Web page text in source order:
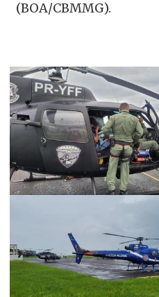
(BOA/CBMMG).